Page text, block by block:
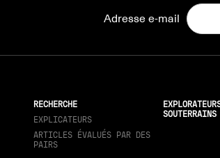
Adresse e-mail
RECHERCHE
EXPLICATEURS
ARTICLES ÉVALUÉS PAR DES
PAIRS
SOUTERRAINS